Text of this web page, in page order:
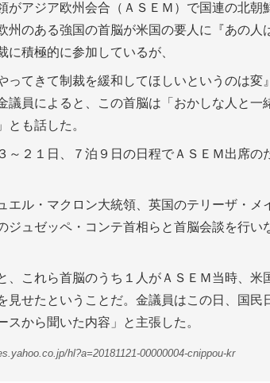
がアジア欧州会合（ＡＳＥＭ）で国連の北朝
州のある強国の首脳が米国の要人に『あの人
に積極的に参加しているが、
ってきて制裁を緩和してほしいというのは変
議員によると、この首脳は「おかしな人と一
とも話した。
～２１日、７泊９日の日程でＡＳＥＭ出席の
エル・マクロン大統領、英国のテリーザ・メ
ジュゼッペ・コンテ首相らと首脳会談を行
、これら首脳のうち１人がＡＳＥＭ当時、米
見せたということだ。金議員はこの日、国民
スから聞いた内容」と主張した。
hl?a=20181121-00000004-cnippou-kr